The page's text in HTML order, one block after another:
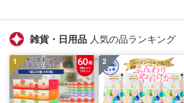
雑貨・日用品 人気の品ランキング
1 2